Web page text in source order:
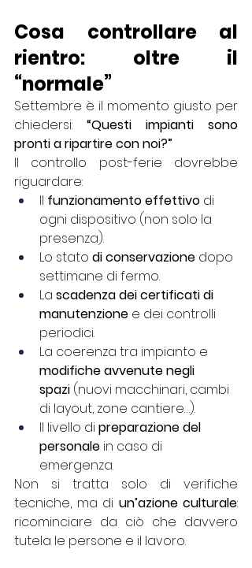
Cosa controllare al
rientro: oltre il
“normale”
Settembre è il momento giusto per
chiedersi: “Questi impianti sono
pronti a ripartire con noi?”
Il controllo post-ferie dovrebbe
riguardare:
Il funzionamento effettivo di
ogni dispositivo (non solo la
presenza).
Lo stato di conservazione dopo
settimane di fermo.
La scadenza dei certificati di
manutenzione e dei controlli
periodici.
La coerenza tra impianto e
modifiche avvenute negli
spazi (nuovi macchinari, cambi
di layout, zone cantiere…).
Il livello di preparazione del
personale in caso di
emergenza.
Non si tratta solo di verifiche
tecniche, ma di un’azione culturale:
ricominciare da ciò che davvero
tutela le persone e il lavoro.